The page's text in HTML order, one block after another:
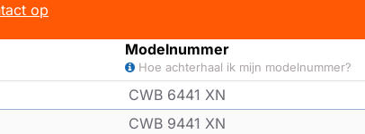
op
Modelnummer
Hoe achterhaal ik mijn modelnummer?
CWB 6441 XN
CWB 9441 XN